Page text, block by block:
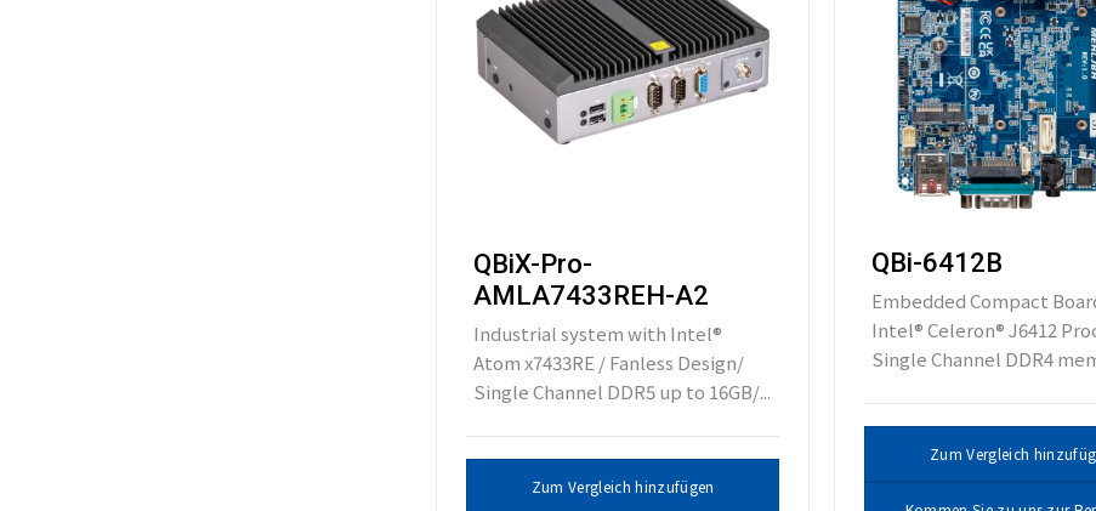
QBiX-Pro-
AMLA7433REH-A2
Industrial system with Intel®
Atom x7433RE / Fanless Design/
Single Channel DDR5 up to 16GB/...
Zum Vergleich hinzufügen
QBi-6412B
Embedded Compact
Intel® Celeron® J6412
Single Channel DDR4
Zum Vergleich